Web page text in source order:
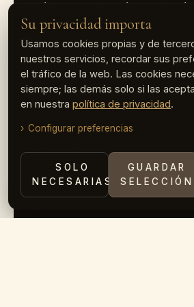
De lunes a viernes, de 10 a 14 y de
Sábado y domingo, cerrado
VISÍTENOS
Carrer dels Madrazo, 145
Baixos, botiga, 08021 Barcelona
ESCRÍBANOS
T. +34 932 006 731
M. +34 678 538 722
Su privacidad importa
Usamos cookies propias y de
nuestros servicios, recordar sus
el tráfico de la web. Las cookies
siempre; las demás solo si las
en nuestra política de privacidad.
Configurar preferencias
SOLO
NECESARIAS
GUARDAR
SELECCIÓN